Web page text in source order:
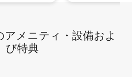
ア⁠メ⁠ニ⁠テ⁠ィ⁠・設⁠備⁠およ
び特⁠典